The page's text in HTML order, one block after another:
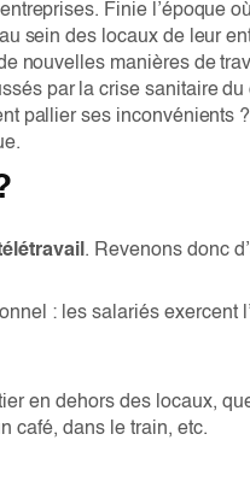
Finie l’époque
sein des locaux de leur
nouvelles manières de
par la crise sanitaire du
pallier ses inconvénients
. Revenons donc
: les salariés exercent
en dehors des locaux,
café, dans le train, etc.